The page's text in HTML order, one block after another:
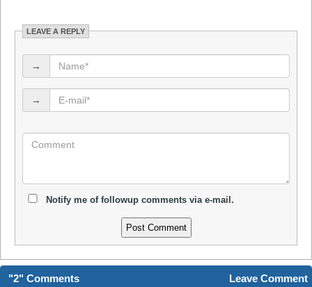
LEAVE A REPLY
→
→
Notify me of followup comments via e-mail.
"2" Comments Leave Comment